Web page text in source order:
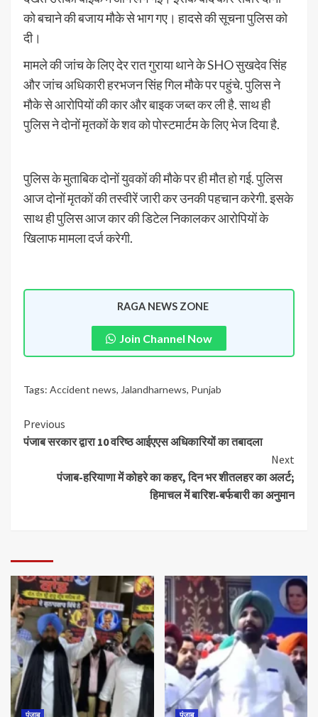
को बचाने की बजाय मौके से भाग गए। हादसे की सूचना पुलिस को
दी।
मामले की जांच के लिए देर रात गुराया थाने के SHO सुखदेव सिंह
और जांच अधिकारी हरभजन सिंह गिल मौके पर पहुंचे. पुलिस ने
मौके से आरोपियों की कार और बाइक जब्त कर ली है. साथ ही
पुलिस ने दोनों मृतकों के शव को पोस्टमार्टम के लिए भेज दिया है.
पुलिस के मुताबिक दोनों युवकों की मौके पर ही मौत हो गई. पुलिस
आज दोनों मृतकों की तस्वीरें जारी कर उनकी पहचान करेगी. इसके
साथ ही पुलिस आज कार की डिटेल निकालकर आरोपियों के
खिलाफ मामला दर्ज करेगी.
RAGA NEWS ZONE
Join Channel Now
Tags: Accident news, Jalandharnews, Punjab
Previous
पंजाब सरकार द्वारा 10 वरिष्ठ आईएएस अधिकारियों का तबादला
Next
पंजाब-हरियाणा में कोहरे का कहर, दिन भर शीतलहर का अलर्ट;
हिमाचल में बारिश-बर्फबारी का अनुमान
पंजाब पंजाब